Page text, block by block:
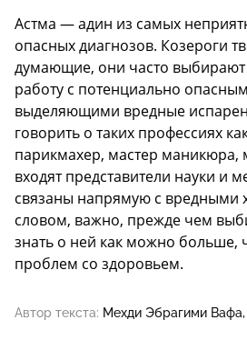
Астма — адин из самых
опасных диагнозов. Козероги
думающие, они часто
работу с потенциально
выделяющими вредные
говорить о таких профессиях
парикмахер, мастер маникюра,
входят представители науки и
связаны напрямую с вредными
словом, важно, прежде чем
знать о ней как можно больше,
проблем со здоровьем.
Автор текста: Мехди Эбрагими Вафа